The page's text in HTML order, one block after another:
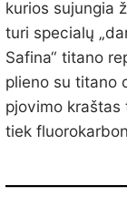
kurios sujungia
turi specialų
Safina“ titano
plieno su titano
pjovimo kraštas
tiek